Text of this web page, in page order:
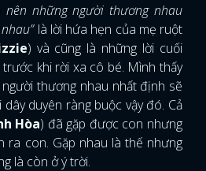
những người thương nhau
là lời hứa hẹn của mẹ ruột
) và cũng là những lời cuối
khi rời xa cô bé. Mình thấy
thương nhau nhất định sẽ
duyên ràng buộc vậy đó. Cả
Hòa) đã gặp được con nhưng
ra con. Gặp nhau là thế nhưng
là còn ở ý trời.